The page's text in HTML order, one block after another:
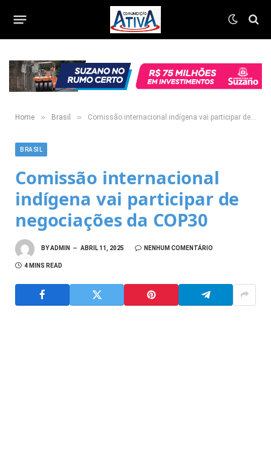
Home » Brasil » Comissão internacional indígena vai participar de negociações da COP30
BRASIL
Comissão internacional
indígena vai participar de
negociações da COP30
BYADMIN ABRIL 11, 2025 NENHUM COMENTÁRIO
4 MINS READ